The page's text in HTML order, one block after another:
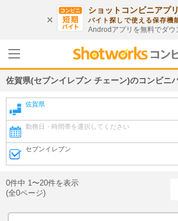
ショットコンビニアプ
バイト探しで使える保存機
Androdアプリを無料でダウ
佐賀県(セブンイレブン チェーン)のコンビニ
佐賀県
勤務日・時間帯を選択してください
セブンイレブン
0件中 1〜20件を表示
(全0ページ)